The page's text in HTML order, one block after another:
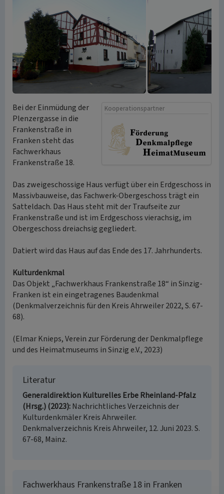
Kooperationspartner
Bei der Einmüdung der
Plenzergasse in die
Frankenstraße in
Franken steht das
Fachwerkhaus
Frankenstraße 18.
Das zweigeschossige Haus verfügt über ein Erdgeschoss in
Massivbauweise, das Fachwerk-Obergeschoss trägt ein
Satteldach. Das Haus steht mit der Traufseite zur
Frankenstraße und ist im Erdgeschoss vierachsig, im
Obergeschoss dreiachsig gegliedert.
Datiert wird das Haus auf das Ende des 17. Jahrhunderts.
Kulturdenkmal
Das Objekt „Fachwerkhaus Frankenstraße 18“ in Sinzig-
Franken ist ein eingetragenes Baudenkmal
(Denkmalverzeichnis für den Kreis Ahrweiler 2022, S. 67-
68).
(Elmar Knieps, Verein zur Förderung der Denkmalpflege
und des Heimatmuseums in Sinzig e.V., 2023)
Literatur
Generaldirektion Kulturelles Erbe Rheinland-Pfalz
(Hrsg.) (2023) Nachrichtliches Verzeichnis der
Kulturdenkmäler Kreis Ahrweiler.
Denkmalverzeichnis Kreis Ahrweiler, 12. Juni 2023. S.
67-68, Mainz.
Fachwerkhaus Frankenstraße 18 in Franken